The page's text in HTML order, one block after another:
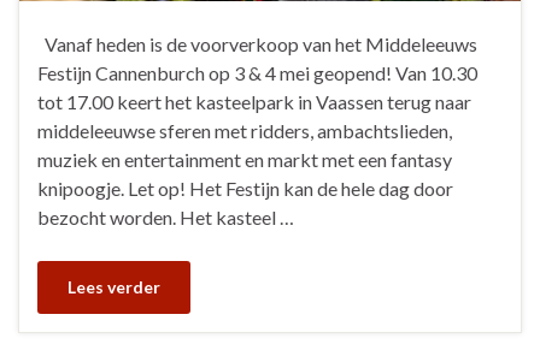
Vanaf heden is de voorverkoop van het Middeleeuws
Festijn Cannenburch op 3 & 4 mei geopend! Van 10.30
tot 17.00 keert het kasteelpark in Vaassen terug naar
middeleeuwse sferen met ridders, ambachtslieden,
muziek en entertainment en markt met een fantasy
knipoogje. Let op! Het Festijn kan de hele dag door
bezocht worden. Het kasteel …
Lees verder